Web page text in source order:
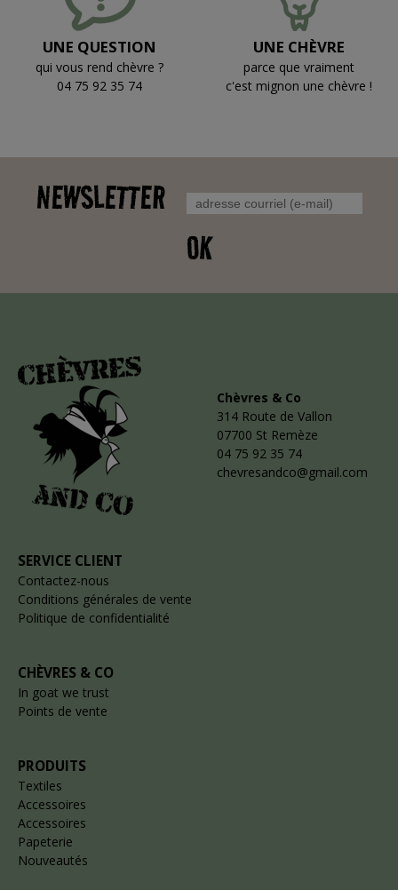
UNE QUESTION
qui vous rend chèvre ?
04 75 92 35 74
UNE CHÈVRE
parce que vraiment
c'est mignon une chèvre !
NEWSLETTER
OK
Chèvres & Co
314 Route de Vallon
07700 St Remèze
04 75 92 35 74
chevresandco@gmail.com
SERVICE CLIENT
Contactez-nous
Conditions générales de vente
Politique de confidentialité
CHÈVRES & CO
In goat we trust
Points de vente
PRODUITS
Textiles
Accessoires
Accessoires
Papeterie
Nouveautés